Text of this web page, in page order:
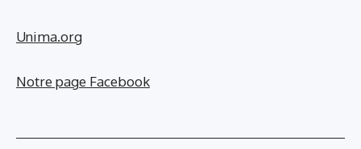
Unima.org
Notre page Facebook